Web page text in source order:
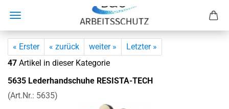
« Erster « zurück weiter »
Letzter »
47 Artikel in dieser Kategorie
5635 Le­der­hand­schu­he RESISTA-​TECH
(Art.Nr.: 5635)